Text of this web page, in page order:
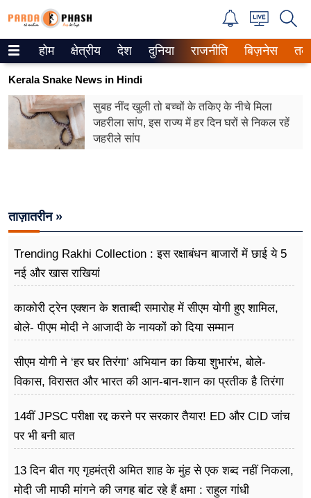
Trending on Google News
ePaper
वेब स्टोरीज
वीडियो
रिलेशनशिप
जीवन मंत्रा
ब्‍यूटी
जॉब्स
शिक्षा
अन्य खबरें
होम क्षेत्रीय देश दुनिया राजनीति बिज़नेस
Kerala Snake News in Hindi
सुबह नींद खुली तो बच्चों के तकिए के नीचे मिला
जहरीला सांप, इस राज्य में हर दिन घरों से निकल रहें
जहरीले सांप
ताज़ातरीन »
Trending Rakhi Collection : इस रक्षाबंधन बाजारों में छाई ये 5
नई और खास राखियां
काकोरी ट्रेन एक्शन के शताब्दी समारोह में सीएम योगी हुए शामिल,
बोले- पीएम मोदी ने आजादी के नायकों को दिया सम्मान
सीएम योगी ने ‘हर घर तिरंगा’ अभियान का किया शुभारंभ, बोले-
विकास, विरासत और भारत की आन-बान-शान का प्रतीक है तिरंगा
14वीं JPSC परीक्षा रद्द करने पर सरकार तैयार! ED और CID जांच
पर भी बनी बात
13 दिन बीत गए गृहमंत्री अमित शाह के मुंह से एक शब्द नहीं निकला,
मोदी जी माफी मांगने की जगह बांट रहे हैं क्षमा : राहुल गांधी